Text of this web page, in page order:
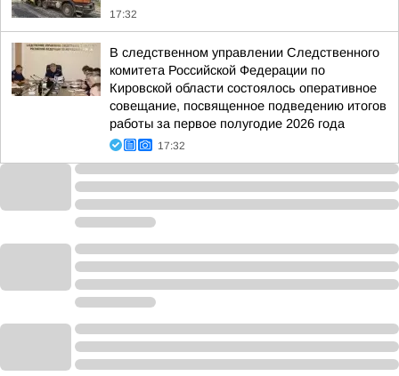
17:32
В следственном управлении Следственного
комитета Российской Федерации по
Кировской области состоялось оперативное
совещание, посвященное подведению итогов
работы за первое полугодие 2026 года
17:32